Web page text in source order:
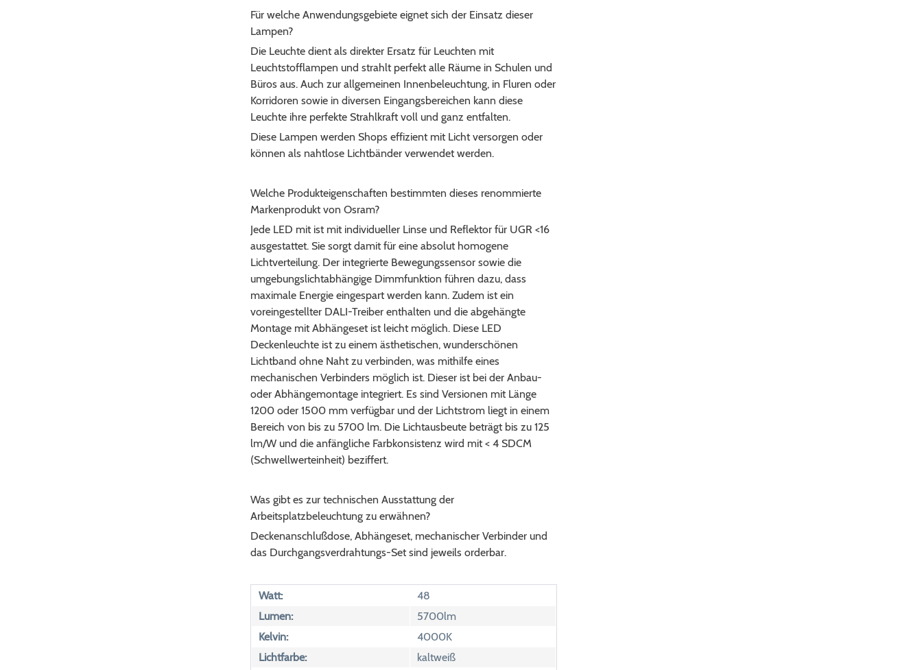
Für welche Anwendungsgebiete eignet sich der Einsatz dieser
Lampen?
Die Leuchte dient als direkter Ersatz für Leuchten mit
Leuchtstofflampen und strahlt perfekt alle Räume in Schulen und
Büros aus. Auch zur allgemeinen Innenbeleuchtung, in Fluren oder
Korridoren sowie in diversen Eingangsbereichen kann diese
Leuchte ihre perfekte Strahlkraft voll und ganz entfalten.
Diese Lampen werden Shops effizient mit Licht versorgen oder
können als nahtlose Lichtbänder verwendet werden.
Welche Produkteigenschaften bestimmten dieses renommierte
Markenprodukt von Osram?
Jede LED mit ist mit individueller Linse und Reflektor für UGR <16
ausgestattet. Sie sorgt damit für eine absolut homogene
Lichtverteilung. Der integrierte Bewegungssensor sowie die
umgebungslichtabhängige Dimmfunktion führen dazu, dass
maximale Energie eingespart werden kann. Zudem ist ein
voreingestellter DALI-Treiber enthalten und die abgehängte
Montage mit Abhängeset ist leicht möglich. Diese LED
Deckenleuchte ist zu einem ästhetischen, wunderschönen
Lichtband ohne Naht zu verbinden, was mithilfe eines
mechanischen Verbinders möglich ist. Dieser ist bei der Anbau-
oder Abhängemontage integriert. Es sind Versionen mit Länge
1200 oder 1500 mm verfügbar und der Lichtstrom liegt in einem
Bereich von bis zu 5700 lm. Die Lichtausbeute beträgt bis zu 125
lm/W und die anfängliche Farbkonsistenz wird mit < 4 SDCM
(Schwellwerteinheit) beziffert.
Was gibt es zur technischen Ausstattung der
Arbeitsplatzbeleuchtung zu erwähnen?
Deckenanschlußdose, Abhängeset, mechanischer Verbinder und
das Durchgangsverdrahtungs-Set sind jeweils orderbar.
Watt:
48
Lumen:
5700lm
Kelvin:
4000K
Lichtfarbe:
kaltweiß